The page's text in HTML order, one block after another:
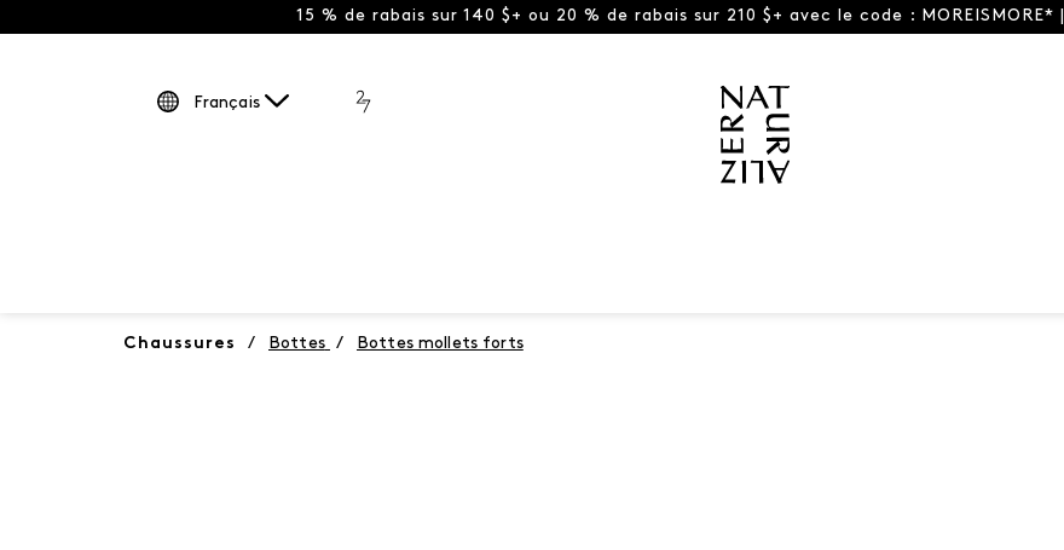
15 % de rabais sur 140 $+ ou 20 % de rabais sur 210 $+ avec le code : MOREISMORE* |
Français
Chaussures / Bottes / Bottes mollets forts